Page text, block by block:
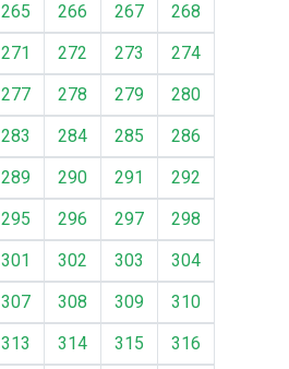
265 266 267
268
271 272 273
274
277 278 279
280
283 284 285
286
289 290 291
292
295 296 297
298
301 302 303
304
307 308 309
310
313 314 315
316